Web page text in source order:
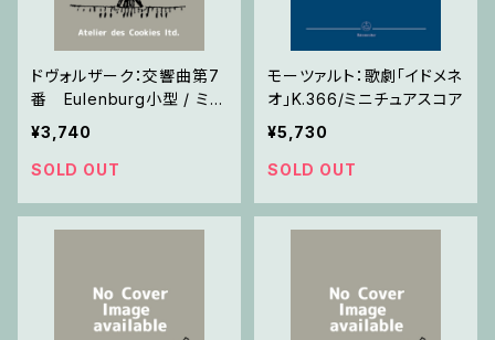
ドヴォルザーク：交響曲第7
番 Eulenburg小型 / ミニ
チュアスコア
¥3,740
SOLD OUT
モーツァルト：歌劇「イドメネ
オ」K.366/ミニチュアスコア
¥5,730
SOLD OUT